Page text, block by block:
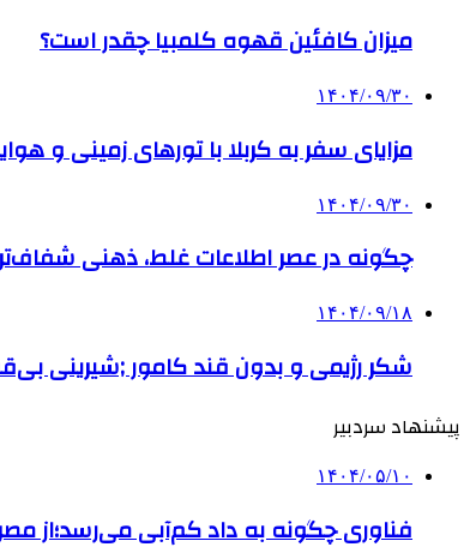
میزان کافئین قهوه کلمبیا چقدر است؟
۱۴۰۴/۰۹/۳۰
مزایای سفر به کربلا با تورهای زمینی و
۱۴۰۴/۰۹/۳۰
چگونه در عصر اطلاعات غلط، ذهنی
۱۴۰۴/۰۹/۱۸
شکر رژیمی و بدون قند کامور ;شیرینی
پیشنهاد سردبیر
۱۴۰۴/۰۵/۱۰
فناوری چگونه به داد کم‌آبی می‌رسد؛از